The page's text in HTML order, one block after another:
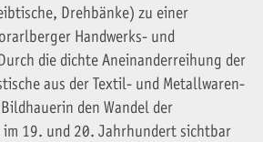
Drehbänke) zu einer
Handwerks- und
die dichte Aneinanderreihung der
aus der Textil- und Metallwaren-
den Wandel der
im 19. und 20. Jahrhundert sichtbar